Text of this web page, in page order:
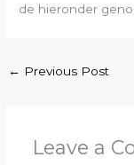
de hieronder
← Previous Post
Leave a